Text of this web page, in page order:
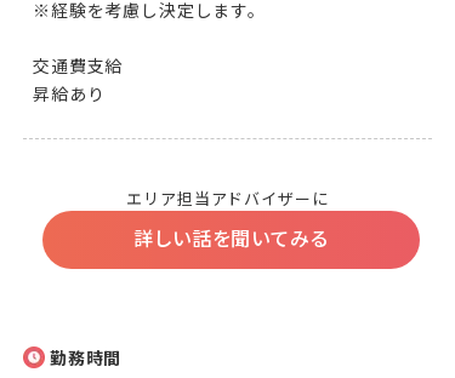
※経験を考慮し決定します。
交通費支給
昇給あり
エリア担当アドバイザーに
詳しい話を聞いてみる
勤務時間